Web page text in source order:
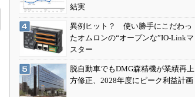
結実
異例ヒット？ 使い勝手にこだわっ
たオムロンの“オープンな”IO-Linkマ
スター
脱自動車でもDMG森精機が業績再上
方修正、2028年度にピーク利益計画